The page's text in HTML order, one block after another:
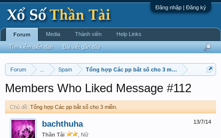
Đăng nhập | Đăng ký
Forum Spam Tổng hợp Các pp bắt số cho 3 miền.
Members Who Liked Message #112
Chủ đề: Tổng hợp Các pp bắt số cho 3 miền.
13/7/14
bachthuha
Thần Tài
, Nữ
Forum
Tìm kiếm diễn đàn Bài viết gần đây
Media Thành viên Help Links